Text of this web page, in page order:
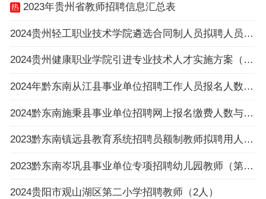
2023年贵州省教师招聘信息汇总表
2024贵州轻工职业技术学院遴选合同制人员拟聘人员公示
2024贵州健康职业学院引进专业技术人才实施方案（16名|3.25-3.27报名）
2024年黔东南从江县事业单位招聘工作人员报名人数与招聘岗位计划人数达不到3：1比例岗位（
2024黔东南施秉县事业单位招聘网上报名缴费人数与招聘计划数不足3:1比例岗位一览表（截止
2023黔东南镇远县教育系统招聘员额制教师拟聘用人员公示（第八批）
2023黔东南岑巩县事业单位专项招聘幼儿园教师（第一批）拟聘用人员公示
2024贵阳市观山湖区第二小学招聘教师（2人）